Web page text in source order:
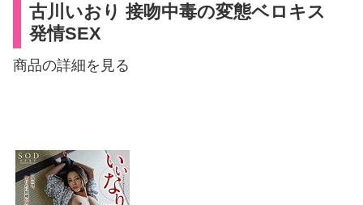
古川いおり 接吻中毒の変態ベロキス
発情SEX
商品の詳細を見る